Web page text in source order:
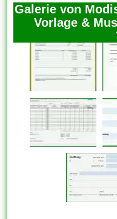
Galerie von
Vorlage &